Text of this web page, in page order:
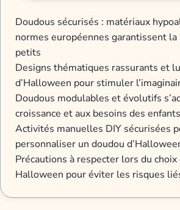
Doudous sécurisés : matériaux
normes européennes garantissent
petits
Designs thématiques rassurants et
d’Halloween pour stimuler
Doudous modulables et évolutifs
croissance et aux besoins des
Activités manuelles DIY sécurisées
personnaliser un doudou
Précautions à respecter lors du choix
Halloween pour éviter les risques